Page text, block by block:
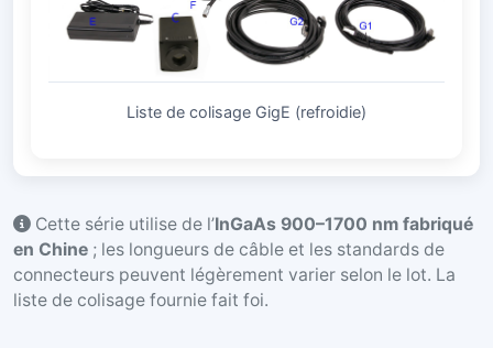
Liste de colisage GigE (refroidie)
Cette série utilise de l’InGaAs 900–1700 nm fabriqué
en Chine ; les longueurs de câble et les standards de
connecteurs peuvent légèrement varier selon le lot. La
liste de colisage fournie fait foi.